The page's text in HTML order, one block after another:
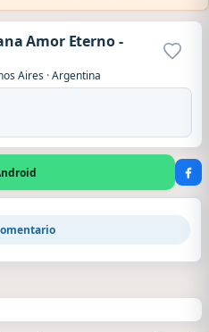
Amor Eterno -
Aires ·Argentina